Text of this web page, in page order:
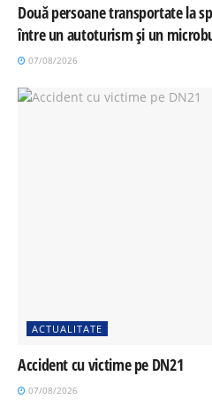
Două persoane transportate la
între un autoturism și un
07/08/2026
ACTUALITATE
Accident cu victime pe DN21
07/08/2026